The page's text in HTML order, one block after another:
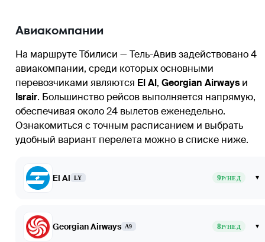
Авиакомпании
На маршруте Тбилиси — Тель-Авив задействовано 4
авиакомпании, среди которых основными
перевозчиками являются El Al, Georgian Airways и
Israir. Большинство рейсов выполняется напрямую,
обеспечивая около 24 вылетов еженедельно.
Ознакомиться с точным расписанием и выбрать
удобный вариант перелета можно в списке ниже.
El Al LY 9Р/НЕД ▾
Georgian Airways A9 8Р/НЕД ▾